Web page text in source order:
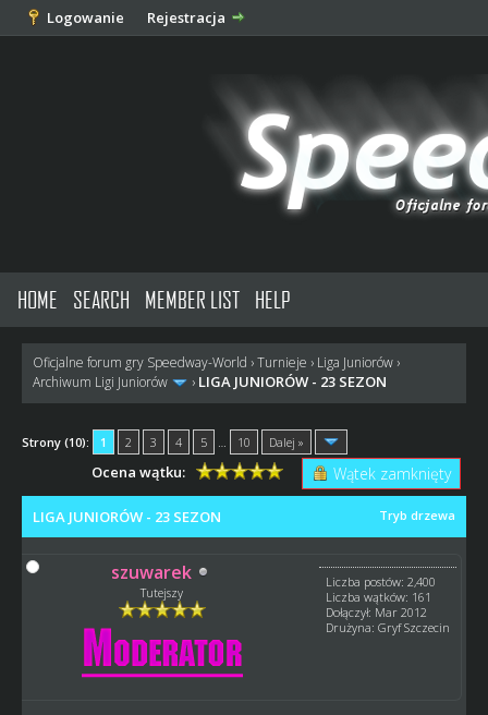
Logowanie Rejestracja
HOME SEARCH MEMBER LIST HELP
Oficjalne forum gry Speedway-World ›Turnieje › Liga Juniorów›
Archiwum Ligi Juniorów
› LIGA JUNIORÓW - 23 SEZON
Strony (10): 1 2 3 4 5 10 Dalej »
Wątek zamknięty
Ocena wątku:
Tryb drzewa
LIGA JUNIORÓW - 23 SEZON
szuwarek
Tutejszy
Liczba postów: 2,400
Liczba wątków: 161
Dołączył: Mar 2012
Drużyna: Gryf Szczecin